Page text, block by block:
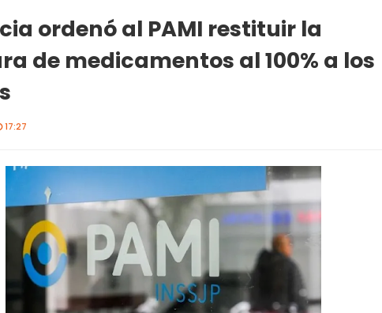
ordenó al PAMI restituir la
de medicamentos al 100% a los
17:27